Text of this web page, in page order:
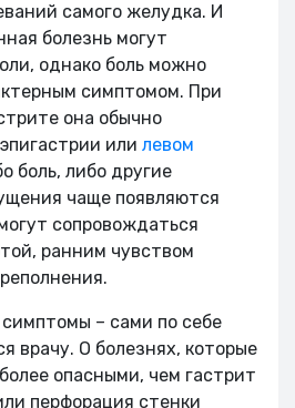
самого желудка. И
болезнь могут
однако боль можно
симптомом. При
она обычно
или левом
боль, либо другие
чаще появляются
сопровождаться
ранним чувством
– сами по себе
врачу. О болезнях, которые
опасными, чем гастрит
перфорация стенки